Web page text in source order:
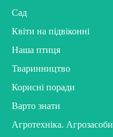
Сад
Квіти на підвіконні
Наша птиця
Тваринництво
Корисні поради
Варто знати
Агротехніка. Агрозасоби